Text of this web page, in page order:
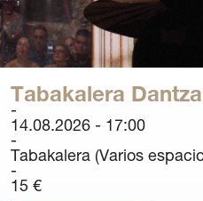
La
Ediciones
Sedes
Tabakalera
14.08.2026 - 17:00
Tabakalera (Varios
15 €